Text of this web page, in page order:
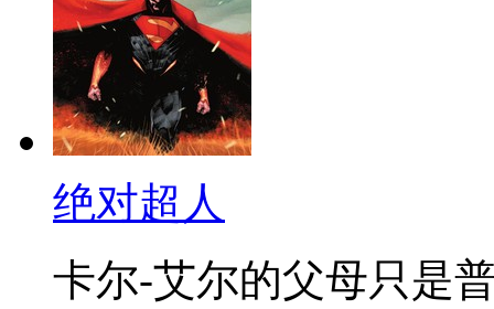
绝对超人
卡尔-艾尔的父母只是